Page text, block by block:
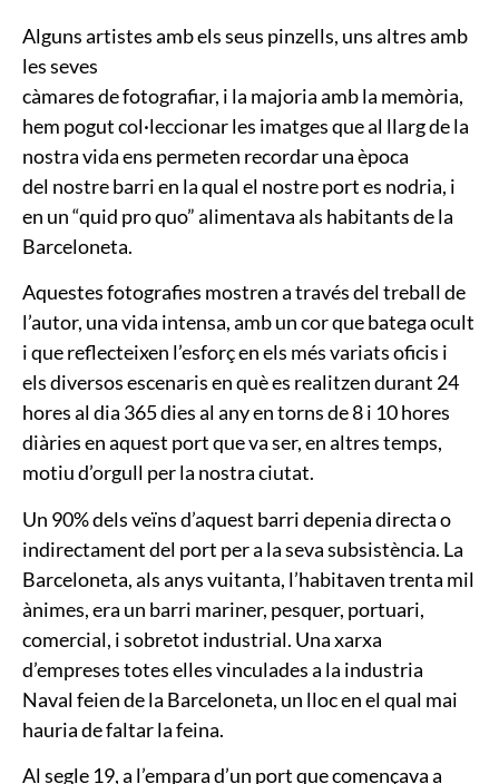
Alguns artistes amb els seus pinzells, uns altres amb
les seves
càmares de fotografiar, i la majoria amb la memòria,
hem pogut col·leccionar les imatges que al llarg de la
nostra vida ens permeten recordar una època
del nostre barri en la qual el nostre port es nodria, i
en un “quid pro quo” alimentava als habitants de la
Barceloneta.
Aquestes fotografies mostren a través del treball de
l’autor, una vida intensa, amb un cor que batega ocult
i que reflecteixen l’esforç en els més variats oficis i
els diversos escenaris en què es realitzen durant 24
hores al dia 365 dies al any en torns de 8 i 10 hores
diàries en aquest port que va ser, en altres temps,
motiu d’orgull per la nostra ciutat.
Un 90% dels veïns d’aquest barri depenia directa o
indirectament del port per a la seva subsistència. La
Barceloneta, als anys vuitanta, l’habitaven trenta mil
ànimes, era un barri mariner, pesquer, portuari,
comercial, i sobretot industrial. Una xarxa
d’empreses totes elles vinculades a la industria
Naval feien de la Barceloneta, un lloc en el qual mai
hauria de faltar la feina.
Al segle 19, a l’empara d’un port que començava a